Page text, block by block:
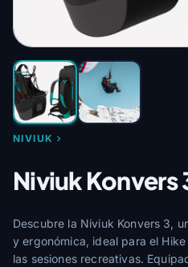
NIVIUK
Niviuk Konvers
Descubre la Niviuk Konvers 3,
y ergonómica, ideal para el
las sesiones recreativas.